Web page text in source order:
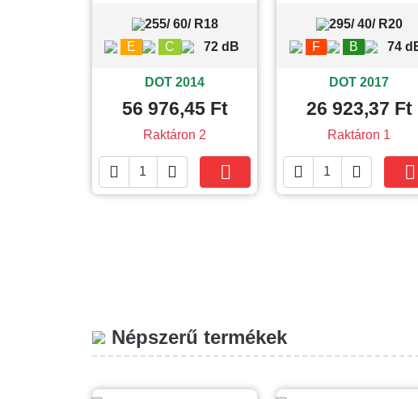
255/ 60/ R18
E
C 72 dB
DOT 2014
56 976,45 Ft
Raktáron 2
  
295/ 40/ R20
F
B 74
DOT 2017
26 923,37 Ft
Raktáron 1
  
Népszerű termékek